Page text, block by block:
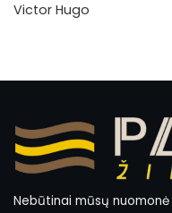
Victor Hugo
Nebūtinai mūsų